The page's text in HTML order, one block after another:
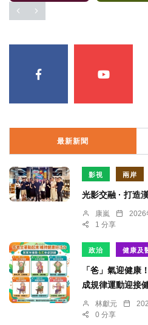
最新新聞
影視 兩岸
光影交融 · 打造
康嵐 2026
1 分享
政治 健康及
「爸」氣迎健
成規律運動迎接
林獻元
0 分享